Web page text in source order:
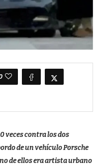
veces contra los dos
de un vehículo Porsche
de ellos era artista urbano